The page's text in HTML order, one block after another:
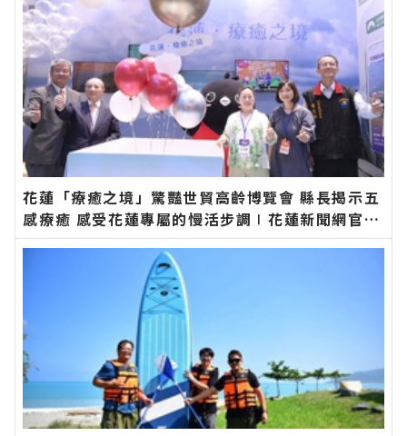
花蓮「療癒之境」驚豔世貿高齡博覽會 縣長揭示五
感療癒 感受花蓮專屬的慢活步調∣花蓮新聞網官方
網站各類新聞－最快速的今日新聞報導 最新的在地